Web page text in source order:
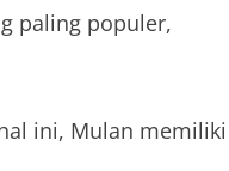
paling populer,
ini, Mulan memiliki